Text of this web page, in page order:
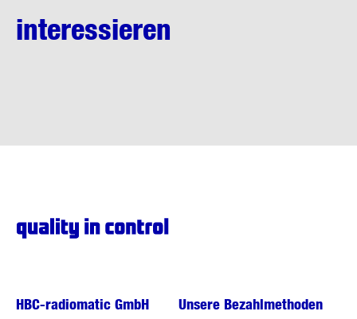
interessieren
HBC-radiomatic GmbH
Unsere Bezahlmethoden